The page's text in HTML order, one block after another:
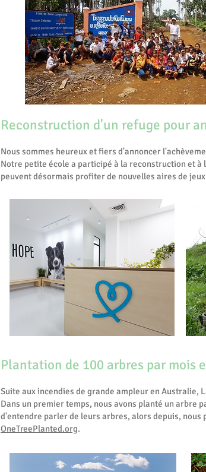
Reconstruction d'un refuge pour
Nous sommes heureux et fiers d'annoncer
Notre petite école a participé à la reconstruction et
peuvent désormais profiter de nouvelles aires de
Plantation de 100 arbres par mois
Suite aux incendies de grande ampleur en Australie,
Dans un premier temps, nous avons planté un arbre
d'entendre parler de leurs arbres, alors depuis,
OneTreePlanted.org.